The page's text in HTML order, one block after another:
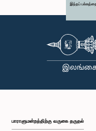
இந்தப்
பாராளுமன்றத்திற்கு வருகை தருதல்